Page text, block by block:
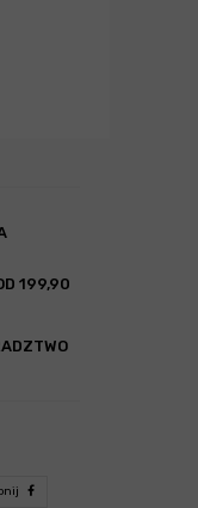
199,90